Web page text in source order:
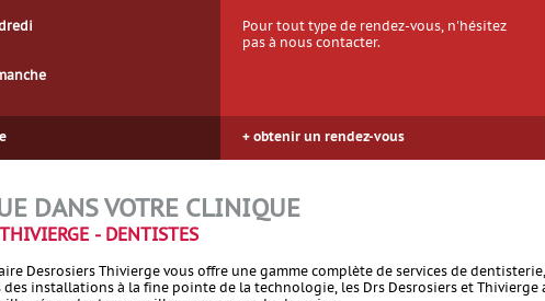
Pour tout type de rendez-vous, n'hésitez
pas à nous contacter.
+ obtenir un rendez-vous
DANS VOTRE CLINIQUE
- DENTISTES
Desrosiers Thivierge vous offre une gamme complète de services de
des installations à la fine pointe de la technologie, les Drs Desrosiers et